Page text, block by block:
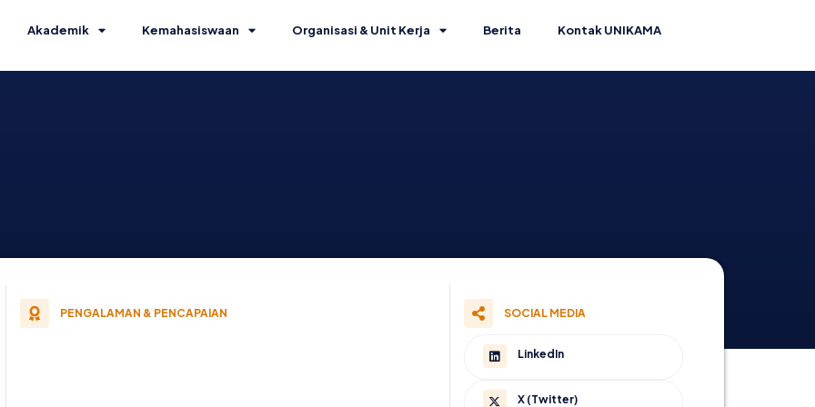
Akademik Kemahasiswaan Organisasi & Unit Kerja Berita Kontak UNIKAMA
PENGALAMAN & PENCAPAIAN SOCIAL MEDIA
LinkedIn
X (Twitter)